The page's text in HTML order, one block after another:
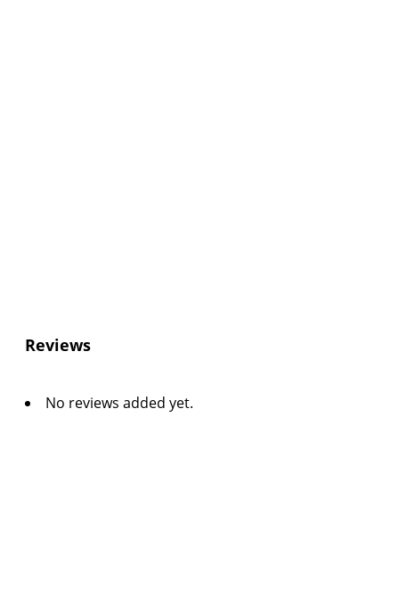
Reviews
No reviews added yet.